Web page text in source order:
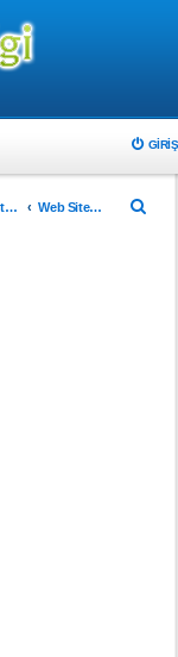
GIRIŞ
Webmasterlar için Web Sitenizi Tanıtın..!